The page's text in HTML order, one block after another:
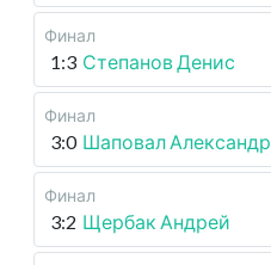
Финал
1:3 Степанов Денис
Финал
3:0 Шаповал Александр
Финал
3:2 Щербак Андрей